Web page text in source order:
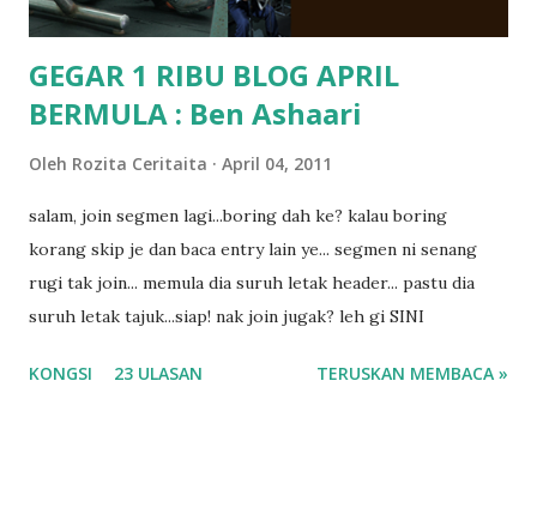
GEGAR 1 RIBU BLOG APRIL
BERMULA : Ben Ashaari
Oleh Rozita Ceritaita April 04, 2011
salam, join segmen lagi...boring dah ke? kalau boring
korang skip je dan baca entry lain ye... segmen ni senang
rugi tak join... memula dia suruh letak header... pastu dia
suruh letak tajuk...siap! nak join jugak? leh gi SINI
KONGSI 23 ULASAN TERUSKAN MEMBACA »